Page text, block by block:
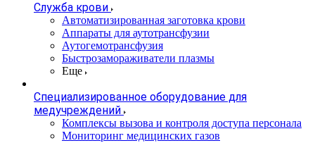
Служба крови
Автоматизированная заготовка крови
Аппараты для аутотрансфузии
Аутогемотрансфузия
Быстрозамораживатели плазмы
Еще
Специализированное оборудование для
медучреждений
Комплексы вызова и контроля доступа персонала
Мониторинг медицинских газов